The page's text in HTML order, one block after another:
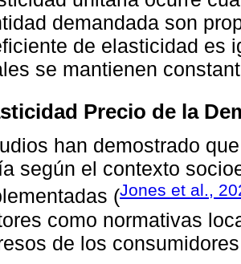
demandada son
de elasticidad es
se mantienen
Precio de la
han demostrado
según el contexto
(Jones et al.,
como normativas
de los